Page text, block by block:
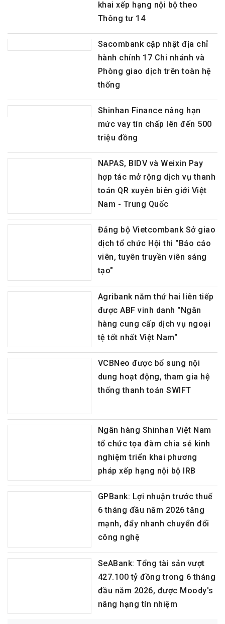
khai xếp hạng nội bộ theo
Thông tư 14
Sacombank cập nhật địa chỉ
hành chính 17 Chi nhánh và
Phòng giao dịch trên toàn hệ
thống
Shinhan Finance nâng hạn
mức vay tín chấp lên đến 500
triệu đồng
NAPAS, BIDV và Weixin Pay
hợp tác mở rộng dịch vụ thanh
toán QR xuyên biên giới Việt
Nam - Trung Quốc
Đảng bộ Vietcombank Sở giao
dịch tổ chức Hội thi "Báo cáo
viên, tuyên truyền viên sáng
tạo"
Agribank năm thứ hai liên tiếp
được ABF vinh danh "Ngân
hàng cung cấp dịch vụ ngoại
tệ tốt nhất Việt Nam"
VCBNeo được bổ sung nội
dung hoạt động, tham gia hệ
thống thanh toán SWIFT
Ngân hàng Shinhan Việt Nam
tổ chức tọa đàm chia sẻ kinh
nghiệm triển khai phương
pháp xếp hạng nội bộ IRB
GPBank: Lợi nhuận trước thuế
6 tháng đầu năm 2026 tăng
mạnh, đẩy nhanh chuyển đổi
công nghệ
SeABank: Tổng tài sản vượt
427.100 tỷ đồng trong 6 tháng
đầu năm 2026, được Moody's
nâng hạng tín nhiệm